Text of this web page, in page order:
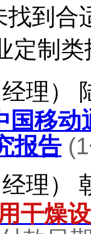
找到
定制类
经理）
国移
报告(1
理）
干燥